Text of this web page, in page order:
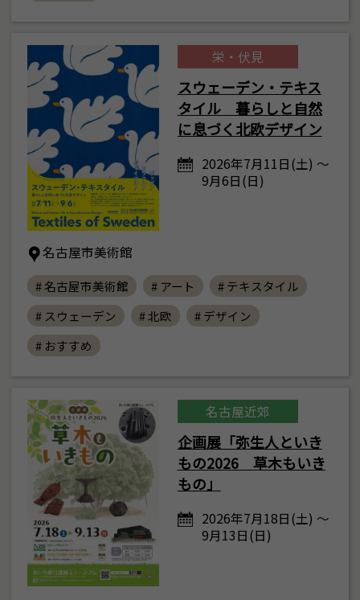
栄・伏見
スウェーデン・テキス
タイル 暮らしと自然
に息づく北欧デザイン
2026年7月11日(土) ～
9月6日(日)
名古屋市美術館
# 名古屋市美術館 # アート
# テキスタイル
# スウェーデン
# 北欧
# デザイン
# おすすめ
名古屋近郊
企画展「弥生人といき
もの2026 草木もいき
もの」
2026年7月18日(土) ～
9月13日(日)